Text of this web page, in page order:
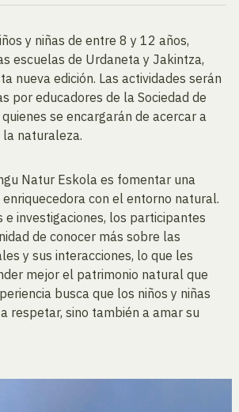
y niñas de entre 8 y 12 años,
escuelas de Urdaneta y Jakintza,
nueva edición. Las actividades serán
por educadores de la Sociedad de
quienes se encargarán de acercar a
la naturaleza.
Natur Eskola es fomentar una
con el entorno natural.
e investigaciones, los participantes
de conocer más sobre las
y sus interacciones, lo que les
mejor el patrimonio natural que
busca que los niños y niñas
respetar, sino también a amar su